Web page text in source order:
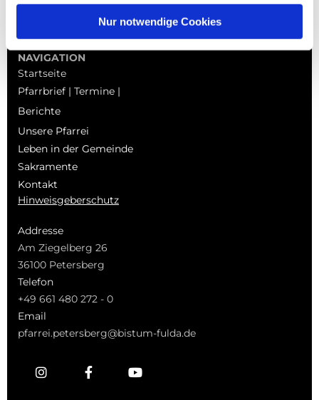
Nur notwendige Cookies
NAVIGATION
Startseite
Pfarrbrief | Termine |
Berichte
Unsere Pfarrei
Leben in der Gemeinde
Sakramente
Kontakt
Hinweisgeberschutz
Addresse
Am Ziegelberg 26
36100 Petersberg
Telefon
+49 661 480 272 - 0
Email
pfarrei.petersberg@bistum-fulda.de